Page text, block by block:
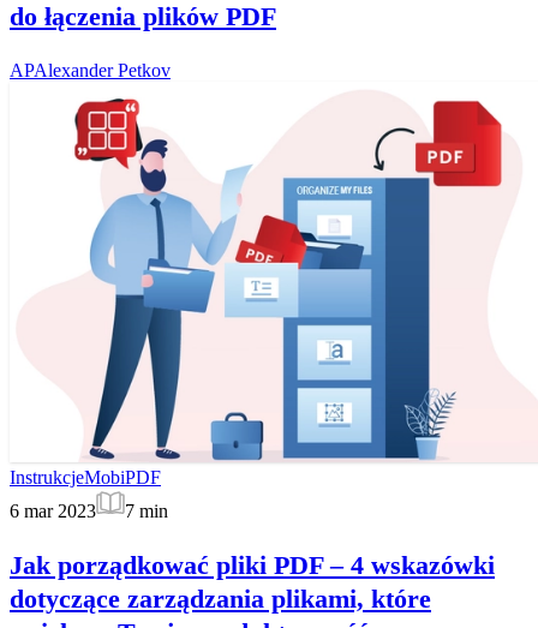
do łączenia plików PDF
APAlexander Petkov
InstrukcjeMobiPDF
6 mar 2023
7 min
Jak porządkować pliki PDF – 4 wskazówki
dotyczące zarządzania plikami, które